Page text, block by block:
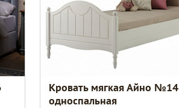
Кровать мягкая Айно №14
односпальная